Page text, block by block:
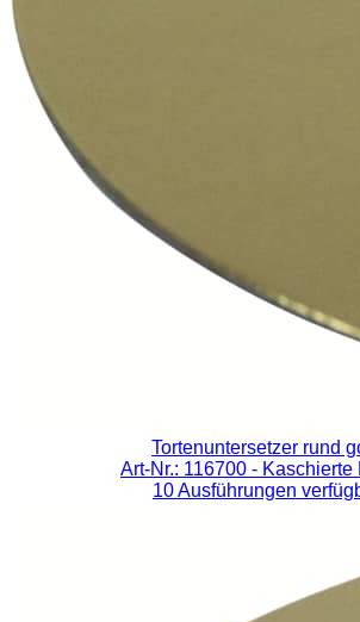
Tortenuntersetzer rund
Art-Nr.: 116700 - Kaschierte
10 Ausführungen